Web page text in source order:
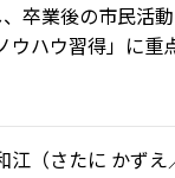
卒業後の市民活
ハウ習得」に
江（さたに かずえ